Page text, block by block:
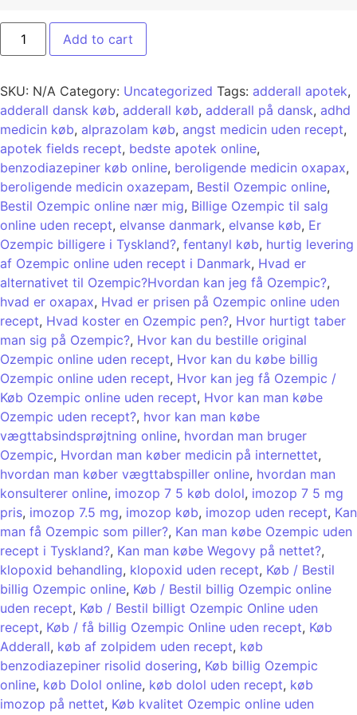
Add to cart
SKU: N/A Category: Uncategorized Tags: adderall apotek,
adderall dansk køb, adderall køb, adderall på dansk, adhd
medicin køb, alprazolam køb, angst medicin uden recept,
apotek fields recept, bedste apotek online,
benzodiazepiner køb online, beroligende medicin oxapax,
beroligende medicin oxazepam, Bestil Ozempic online,
Bestil Ozempic online nær mig, Billige Ozempic til salg
online uden recept, elvanse danmark, elvanse køb, Er
Ozempic billigere i Tyskland?, fentanyl køb, hurtig levering
af Ozempic online uden recept i Danmark, Hvad er
alternativet til Ozempic?Hvordan kan jeg få Ozempic?,
hvad er oxapax, Hvad er prisen på Ozempic online uden
recept, Hvad koster en Ozempic pen?, Hvor hurtigt taber
man sig på Ozempic?, Hvor kan du bestille original
Ozempic online uden recept, Hvor kan du købe billig
Ozempic online uden recept, Hvor kan jeg få Ozempic /
Køb Ozempic online uden recept, Hvor kan man købe
Ozempic uden recept?, hvor kan man købe
vægttabsindsprøjtning online, hvordan man bruger
Ozempic, Hvordan man køber medicin på internettet,
hvordan man køber vægttabspiller online, hvordan man
konsulterer online, imozop 7 5 køb dolol, imozop 7 5 mg
pris, imozop 7.5 mg, imozop køb, imozop uden recept, Kan
man få Ozempic som piller?, Kan man købe Ozempic uden
recept i Tyskland?, Kan man købe Wegovy på nettet?,
klopoxid behandling, klopoxid uden recept, Køb / Bestil
billig Ozempic online, Køb / Bestil billig Ozempic online
uden recept, Køb / Bestil billigt Ozempic Online uden
recept, Køb / få billig Ozempic Online uden recept, Køb
Adderall, køb af zolpidem uden recept, køb
benzodiazepiner risolid dosering, Køb billig Ozempic
online, køb Dolol online, køb dolol uden recept, køb
imozop på nettet, Køb kvalitet Ozempic online uden